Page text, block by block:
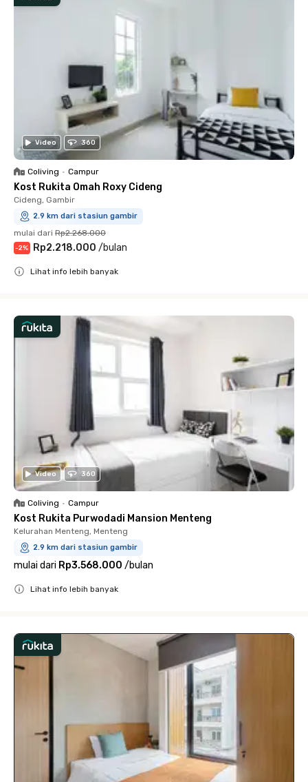
Video 360
Coliving • Campur
Kost Rukita Omah Roxy Cideng
Cideng, Gambir
2.9 km dari stasiun gambir
mulai dari Rp2.268.000
-2% Rp2.218.000 /bulan
Lihat info lebih banyak
Video 360
Coliving • Campur
Kost Rukita Purwodadi Mansion Menteng
Kelurahan Menteng, Menteng
2.9 km dari stasiun gambir
mulai dari Rp3.568.000 /bulan
Lihat info lebih banyak